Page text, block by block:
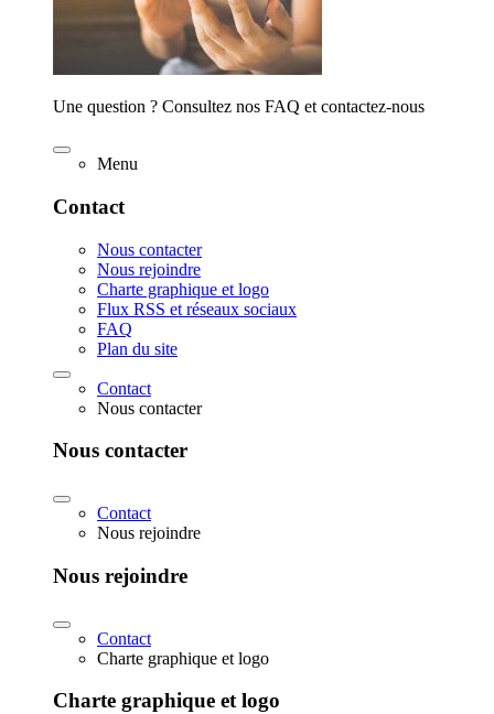
Une question ? Consultez nos FAQ et contactez-nous
Menu
Contact
Nous contacter
Nous rejoindre
Charte graphique et logo
Flux RSS et réseaux sociaux
FAQ
Plan du site
Contact
Nous contacter
Nous contacter
Contact
Nous rejoindre
Nous rejoindre
Contact
Charte graphique et logo
Charte graphique et logo